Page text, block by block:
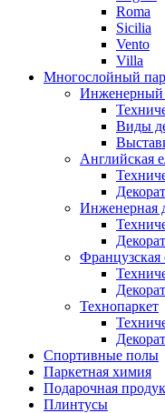
Roma
Sicilia
Vento
Villa
Многослойный
Инженерный
Виды
Английская
Инженерная
Французская
Технопаркет
Спортивные полы
Паркетная химия
Подарочная
Плинтусы